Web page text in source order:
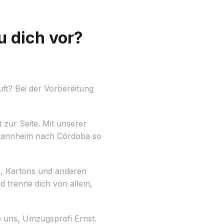
dich vor?
Bei der Vorbereitung
zur Seite. Mit unserer
nach Córdoba so
Kartons und anderen
trenne dich von allem,
uns, Umzugsprofi Ernst.